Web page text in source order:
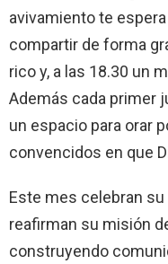
avivamiento te
compartir de forma
rico y, a las 18.30 un
Además cada primer
un espacio para orar
convencidos en que
Este mes celebran
reafirman su misión
construyendo